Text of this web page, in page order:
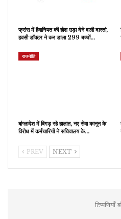
फ्रांस में हैवानियत की होश उड़ा देने वाली दास्तां,
हवसी डॉक्टर ने कर डाला 299 बच्चों…
राजनीति
बांग्लादेश में बिगड़ रहे हालात, नए सेवा कानून के
विरोध में कर्मचारियों ने सचिवालय के…
PREV NEXT
टिप्पणियाँ